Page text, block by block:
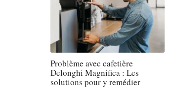
Problème avec cafetière
Delonghi Magnifica : Les
solutions pour y remédier